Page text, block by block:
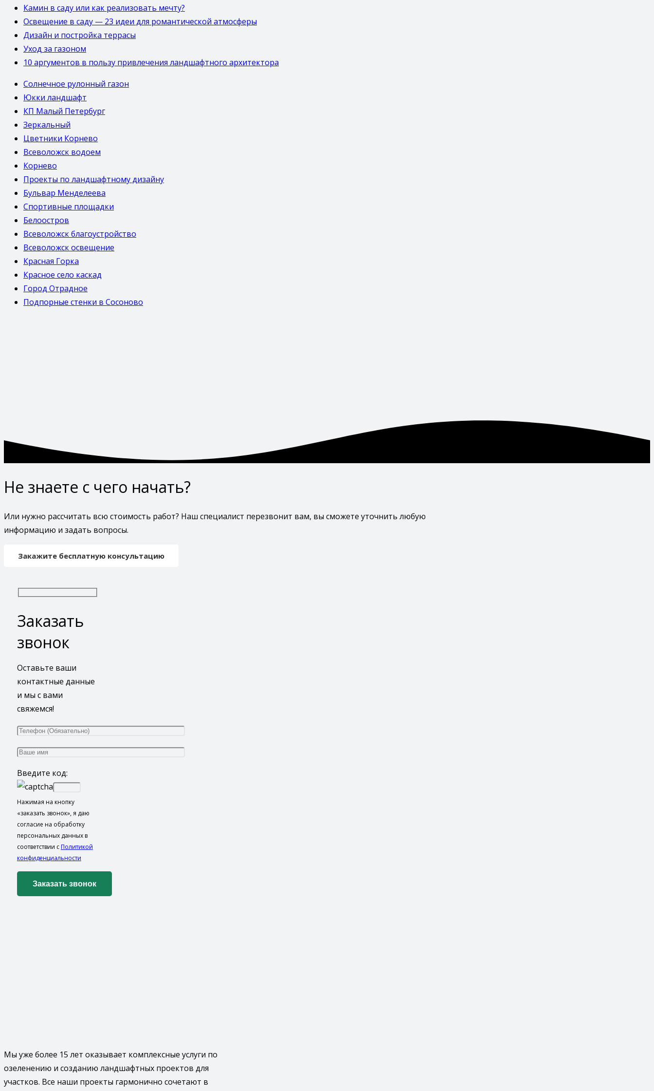
Камин в саду или как реализовать мечту?
Освещение в саду — 23 идеи для романтической атмосферы
Дизайн и постройка террасы
Уход за газоном
10 аргументов в пользу привлечения ландшафтного архитектора
Солнечное рулонный газон
Юкки ландшафт
КП Малый Петербург
Зеркальный
Цветники Корнево
Всеволожск водоем
Корнево
Проекты по ландшафтному дизайну
Бульвар Менделеева
Спортивные площадки
Белоостров
Всеволожск благоустройство
Всеволожск освещение
Красная Горка
Красное село каскад
Город Отрадное
Подпорные стенки в Сосоново
Не знаете с чего начать?
Или нужно рассчитать всю стоимость работ? Наш специалист перезвонит вам, вы сможете уточнить любую
информацию и задать вопросы.
Закажите бесплатную консультацию
Заказать
звонок
Оставьте ваши
контактные данные
и мы с вами
свяжемся!
Введите код:
Нажимая на кнопку
«заказать звонок», я даю
согласие на обработку
персональных данных в
соответствии с Политикой
конфиденциальности
Мы уже более 15 лет оказывает комплексные услуги по
озеленению и созданию ландшафтных проектов для
участков. Все наши проекты гармонично сочетают в